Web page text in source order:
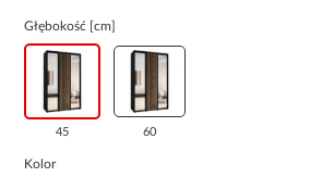
Głębokość [cm]
45 60
Kolor